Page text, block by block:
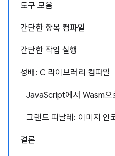
도구 모음
간단한 항목 컴파일
간단한 작업 실행
성배: C 라이브러리 컴파일
JavaScript에서 Wasm으
그랜드 피날레: 이미지 인
결론